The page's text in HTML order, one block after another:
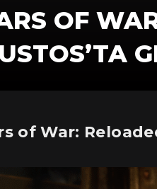
OF
of War: